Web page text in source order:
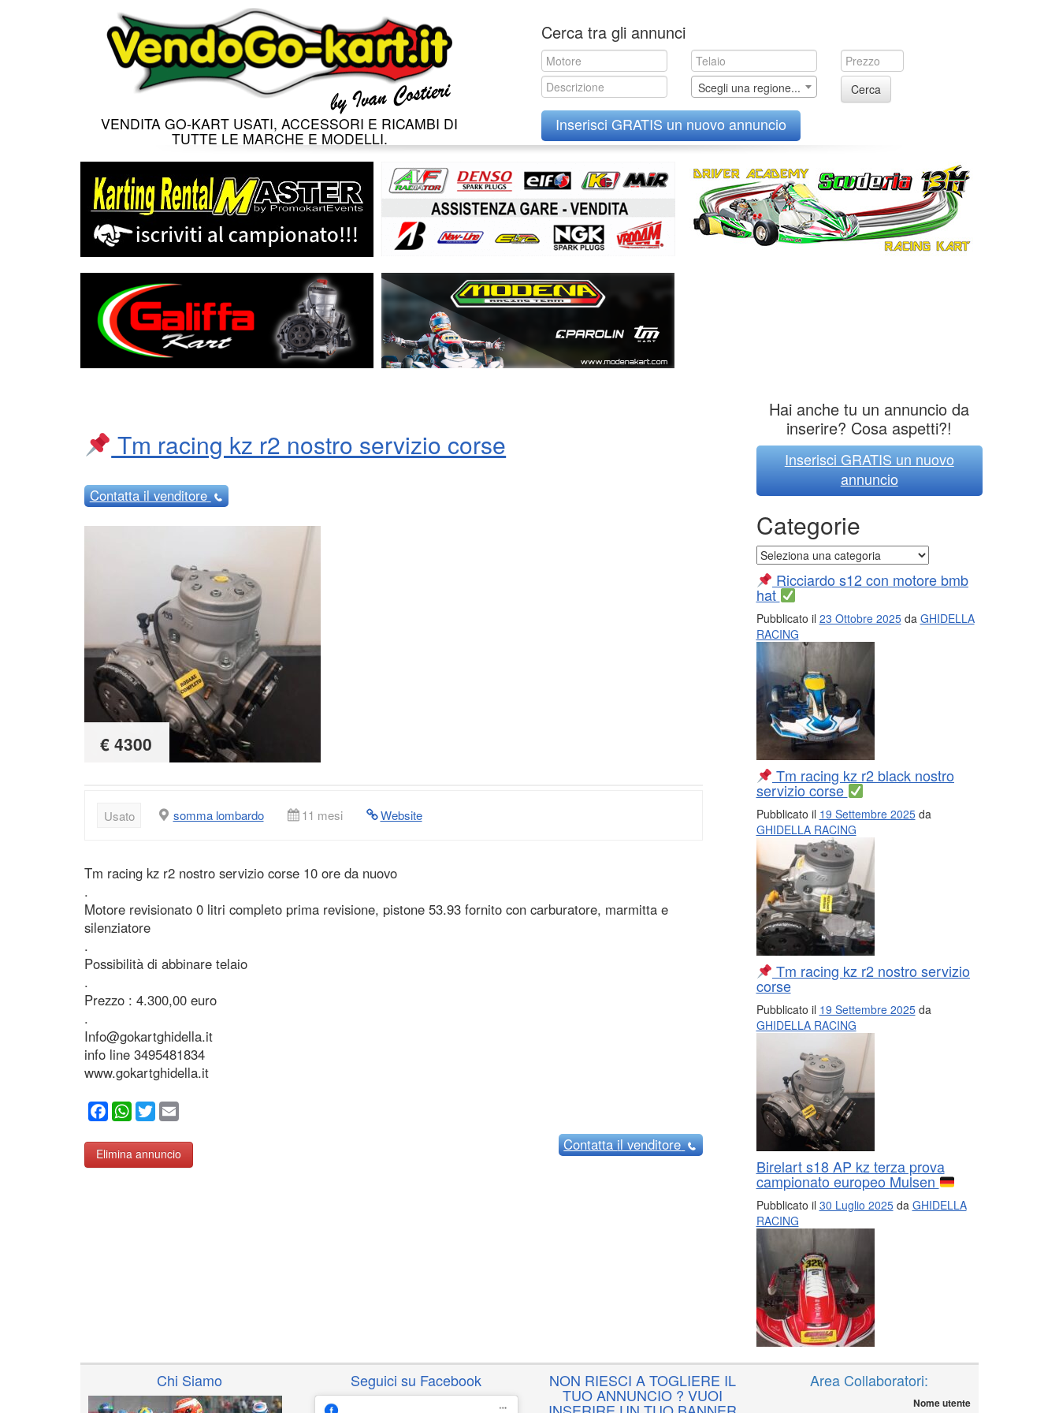
VENDITA GO-KART USATI, ACCESSORI E RICAMBI DI
TUTTE LE MARCHE E MODELLI.
to
content
Cerca tra gli annunci
Scegli una regione... Cerca
Inserisci GRATIS un nuovo annuncio
Tm racing kz r2 nostro servizio corse
Contattail venditore
€ 4300
Usato somma lombardo 11 mesi Website
Tm racing kz r2 nostro servizio corse 10 ore da nuovo
.
Motore revisionato 0 litri completo prima revisione, pistone 53.93 fornito con carburatore, marmitta e
silenziatore
.
Possibilità di abbinare telaio
.
Prezzo : 4.300,00 euro
.
Info@gokartghidella.it
info line 3495481834
www.gokartghidella.it
Facebook
WhatsApp
Twitter
Elimina annuncio
Contattail venditore
Hai anche tu un annuncio da
inserire? Cosa aspetti?!
Inserisci GRATIS un nuovo
annuncio
Categorie
Categorie
Ricciardo s12 con motore bmb
hat
Pubblicato il 23 Ottobre 2025da GHIDELLA
RACING
Tm racing kz r2 black nostro
servizio corse
Pubblicato il 19 Settembre 2025da
GHIDELLA RACING
Tm racing kz r2 nostro servizio
corse
Pubblicato il 19 Settembre 2025da
GHIDELLA RACING
Birelart s18 AP kz terza prova
campionato europeo Mulsen
Pubblicato il 30 Luglio 2025da GHIDELLA
RACING
Chi Siamo Seguici su Facebook NON RIESCI A TOGLIERE IL
TUO ANNUNCIO ? VUOI
Area Collaboratori:
Nome utente